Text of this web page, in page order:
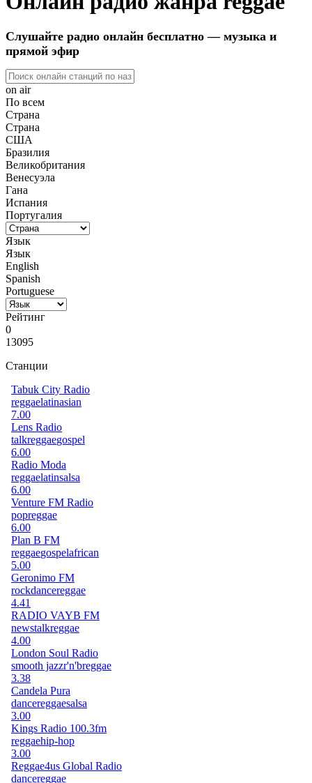
Слушайте радио онлайн бесплатно — музыка и
прямой эфир
on air
По всем
Страна
Страна
США
Бразилия
Великобритания
Венесуэла
Гана
Испания
Португалия
Язык
Язык
English
Spanish
Portuguese
Рейтинг
0
13095
Станции
Tabuk City Radio
reggaelatinasian
7.00
Lens Radio
talkreggaegospel
6.00
Radio Moda
reggaelatinsalsa
6.00
Venture FM Radio
popreggae
6.00
Plan B FM
reggaegospelafrican
5.00
Geronimo FM
rockdancereggae
4.41
RADIO VAYB FM
newstalkreggae
4.00
London Soul Radio
smooth jazzr'n'breggae
3.38
Candela Pura
dancereggaesalsa
3.00
Kings Radio 100.3fm
reggaehip-hop
3.00
Reggae4us Global Radio
dancereggae